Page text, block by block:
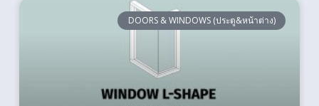
DOORS & WINDOWS (ประตู&หน้าต่าง)